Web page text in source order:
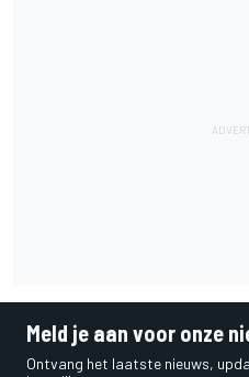
Meld je aan voor onze
Ontvang het laatste nieuws,